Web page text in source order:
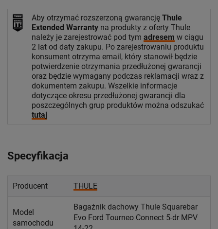
Aby otrzymać rozszerzoną gwarancję Thule
Extended Warranty na produkty z oferty Thule
należy je zarejestrować pod tym adresem w ciągu
2 lat od daty zakupu. Po zarejestrowaniu produktu
konsument otrzyma email, który stanowił będzie
potwierdzenie otrzymania przedłużonej gwarancji
oraz będzie wymagany podczas reklamacji wraz z
dokumentem zakupu. Wszelkie informacje
dotyczące okresu przedłużonej gwarancji dla
poszczególnych grup produktów można odszukać
tutaj
Specyfikacja
Producent THULE
Model
samochodu
Bagażnik dachowy Thule Squarebar
Evo Ford Tourneo Connect 5-dr MPV